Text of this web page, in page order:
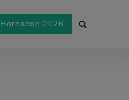
Horoscop 2026